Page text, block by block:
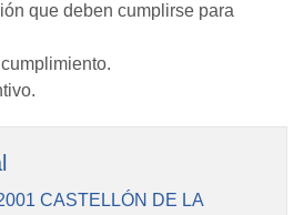
que deben cumplirse para
CASTELLÓN DE LA